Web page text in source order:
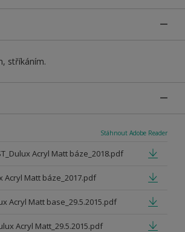
stříkáním.
Stáhnout Adobe Reader
Acryl Matt báze_2018.pdf
Acryl Matt báze_2017.pdf
Acryl Matt base_29.5.2015.pdf
Acryl Matt_29.5.2015.pdf